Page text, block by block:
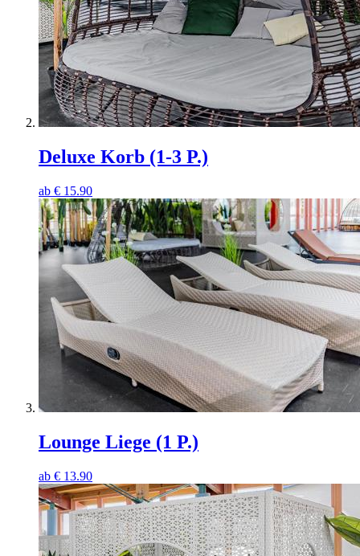
Deluxe Korb (1-3 P.)
ab € 15.90
Lounge Liege (1 P.)
ab € 13.90